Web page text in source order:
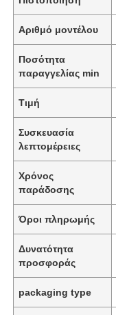
Αριθμό μοντέλου
Ποσότητα
παραγγελίας min
Τιμή
Συσκευασία
λεπτομέρειες
Χρόνος
παράδοσης
Όροι πληρωμής
Δυνατότητα
προσφοράς
packaging type